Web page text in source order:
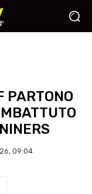
PARTONO
09:04